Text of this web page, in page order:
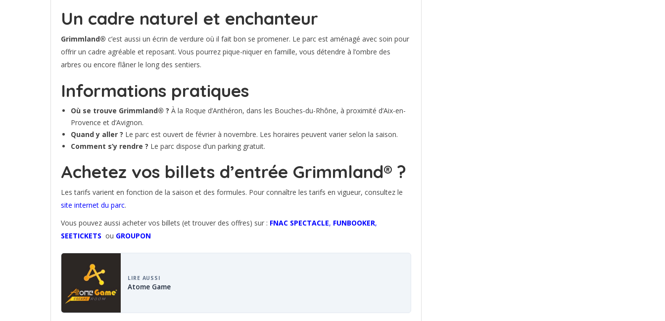
Un cadre naturel et enchanteur
Grimmland® c’est aussi un écrin de verdure où il fait bon se promener. Le parc est aménagé avec soin pour
offrir un cadre agréable et reposant. Vous pourrez pique-niquer en famille, vous détendre à l’ombre des
arbres ou encore flâner le long des sentiers.
Informations pratiques
Où se trouve Grimmland® ? À la Roque d’Anthéron, dans les Bouches-du-Rhône, à proximité d’Aix-en-
Provence et d’Avignon.
Quand y aller ? Le parc est ouvert de février à novembre. Les horaires peuvent varier selon la saison.
Comment s’y rendre ? Le parc dispose d’un parking gratuit.
Achetez vos billets d’entrée Grimmland® ?
Les tarifs varient en fonction de la saison et des formules. Pour connaître les tarifs en vigueur, consultez le
site internet du parc.
Vous pouvez aussi acheter vos billets (et trouver des offres) sur : FNAC SPECTACLE, FUNBOOKER,
SEETICKETS ou GROUPON
LIRE AUSSI
Atome Game